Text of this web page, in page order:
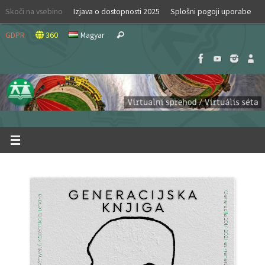
Skip
content
Skoči na vsebino Izjava o dostopnosti 2025 Splošni pogoji uporabe
GDPR 360 Magyar Search